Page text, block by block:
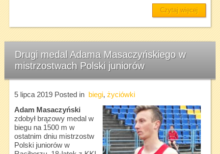
Czytaj więcej
Drugi medal Adama Masaczyńskiego w
mistrzostwach Polski juniorów
5 lipca 2019Posted in biegi, życiówki
Adam Masaczyński
zdobył brązowy medal w
biegu na 1500 m w
ostatnim dniu mistrzostw
Polski juniorów w